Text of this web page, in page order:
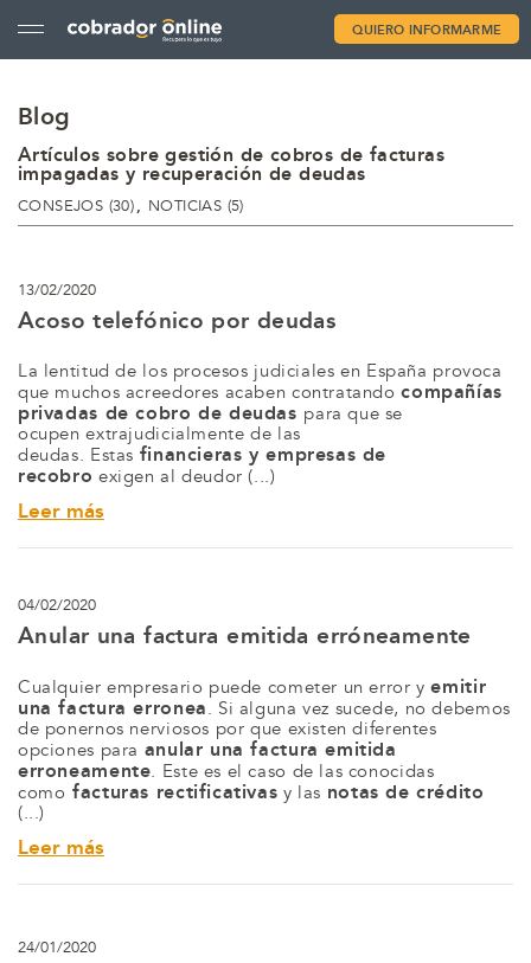
QUIERO INFORMARME
Blog
Artículos sobre gestión de cobros de facturas
impagadas y recuperación de deudas
CATEGORÍAS
CONSEJOS (30) NOTICIAS (5)
13/02/2020
Acoso telefónico por deudas
La lentitud de los procesos judiciales en España provoca
que muchos acreedores acaben contratandocompañías
privadas de cobro de deudas para que se
ocupen extrajudicialmente de las
deudas. Estas financieras y empresas de
recobro exigen al deudor (...)
Leer más
04/02/2020
Anular una factura emitida erróneamente
Cualquier empresario puede cometer un error yemitir
una factura erronea. Si alguna vez sucede, no debemos
de ponernos nerviosos por que existen diferentes
opciones para anular una factura emitida
erroneamente. Este es el caso de las conocidas
como facturas rectificativas y las notas de crédito
(...)
Leer más
24/01/2020